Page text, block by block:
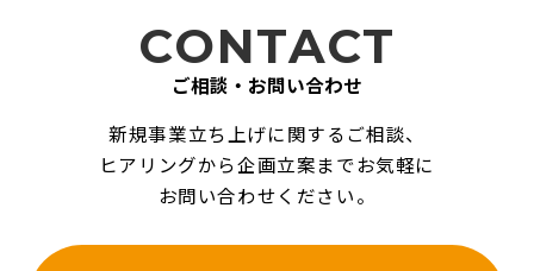
CONTACT
ご相談・お問い合わせ
新規事業立ち上げに関するご相談、
ヒアリングから企画立案までお気軽に
お問い合わせください。